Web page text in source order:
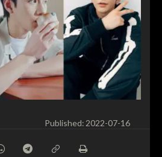
Published:2022-07-16